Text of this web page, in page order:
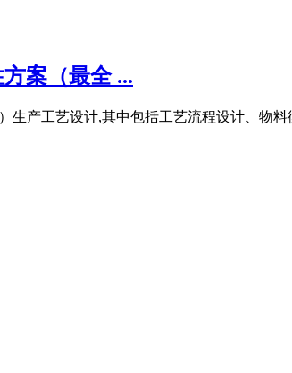
案（最全 ...
产工艺设计,其中包括工艺流程设计、物